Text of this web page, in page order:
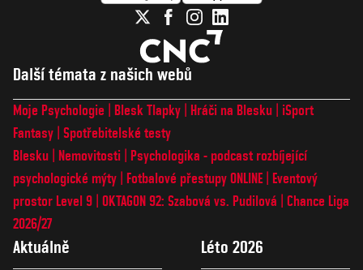
Další témata z našich webů
Moje Psychologie Blesk Tlapky Hráči na Blesku
iSport
Fantasy Spotřebitelské testy
Blesku
Nemovitosti
Psychologika - podcast rozbíjející
psychologické mýty
Fotbalové přestupy ONLINE
Eventový
prostor Level 9 OKTAGON 92: Szabová vs. Pudilová
Chance Liga
2026/27
Aktuálně Léto 2026